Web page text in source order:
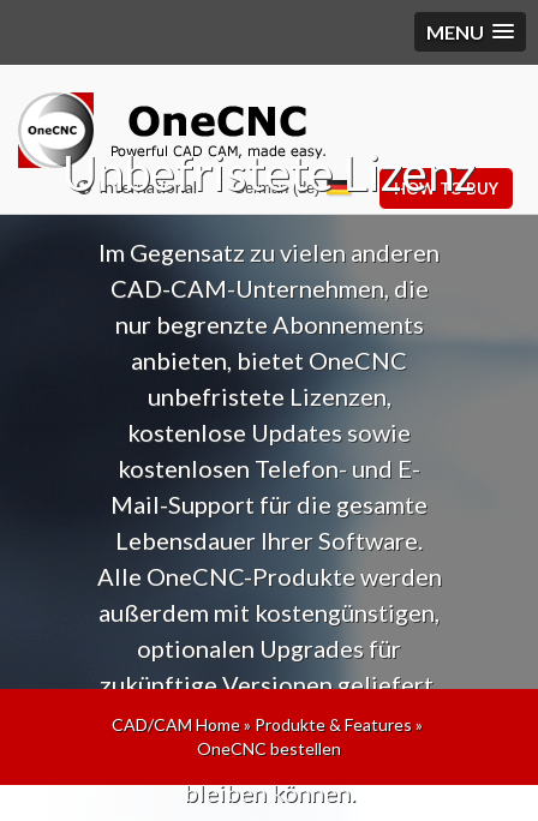
MENU
International HOW TO BUY
German (de)
Unbefristete Lizenz
Im Gegensatz zu vielen anderen
CAD-CAM-Unternehmen, die
nur begrenzte Abonnements
anbieten, bietet OneCNC
unbefristete Lizenzen,
kostenlose Updates sowie
kostenlosen Telefon- und E-
Mail-Support für die gesamte
Lebensdauer Ihrer Software.
Alle OneCNC-Produkte werden
außerdem mit kostengünstigen,
optionalen Upgrades für
zukünftige Versionen geliefert,
sodass Sie immer auf dem
neuesten Stand der Technik
bleiben können.
CAD/CAM Home» Produkte & Features»
OneCNC bestellen